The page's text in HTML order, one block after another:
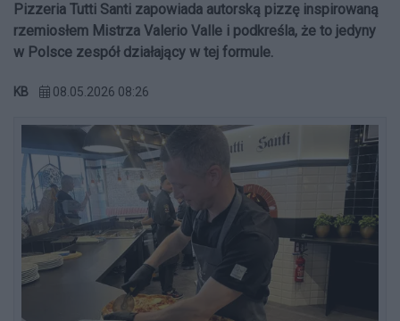
Pizzeria Tutti Santi zapowiada autorską pizzę inspirowaną
rzemiosłem Mistrza Valerio Valle i podkreśla, że to jedyny
w Polsce zespół działający w tej formule.
KB 08.05.2026 08:26